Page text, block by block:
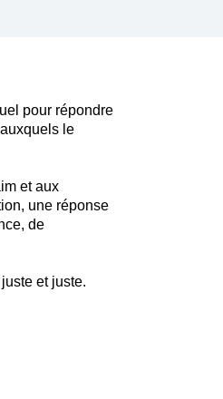
pour répondre
le
et aux
une réponse
de
et juste.